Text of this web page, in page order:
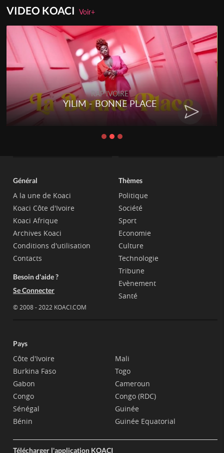
VIDEO KOACIVoir+
RAP IVOIRE
YILIM - BONNE PLACE
Général
A la une de Koaci
Koaci Côte d'Ivoire
Koaci Afrique
Archives Koaci
Conditions d'utilisation
Contacts
Besoin d'aide ?
Se Connecter
© 2008 - 2022 KOACI.COM
Thèmes
Politique
Société
Sport
Economie
Culture
Technologie
Tribune
Evènement
Santé
Pays
Côte d'Ivoire
Burkina Faso
Gabon
Congo
Sénégal
Bénin
Mali
Togo
Cameroun
Congo (RDC)
Guinée
Guinée Equatorial
Télécharger l'application KOACI